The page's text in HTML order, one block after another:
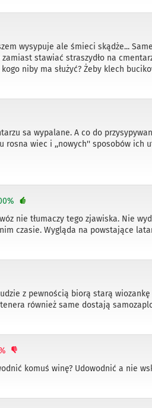
wysypuje ale śmieci skądże...
zamiast stawiać straszydło na
niby ma służyć? Żeby klech
sa wypalane. A co do
rosna wiec i ,,nowych'' sposobów ich
nie tłumaczy tego zjawiska. Nie
czasie. Wygląda na powstające
z pewnością biorą starą
również same dostają
komuś winę? Udowodnić a nie